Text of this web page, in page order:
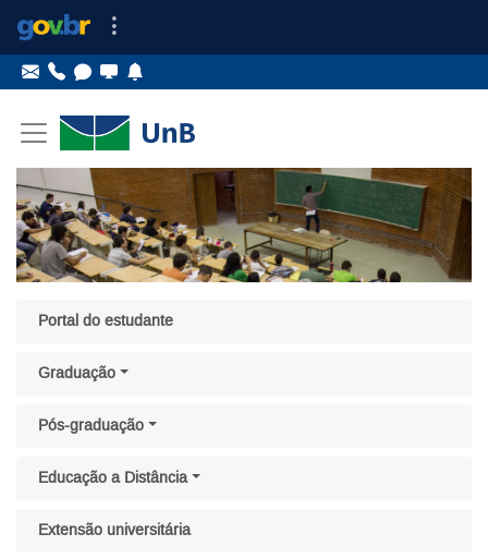
Portal do estudante
Graduação
Pós-graduação
Educação a Distância
Extensão universitária